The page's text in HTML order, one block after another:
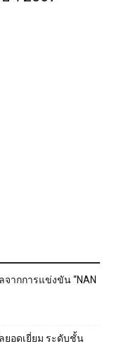
ากการแข่งขัน “NAN
ยอดเยี่ยม ระดับชั้น